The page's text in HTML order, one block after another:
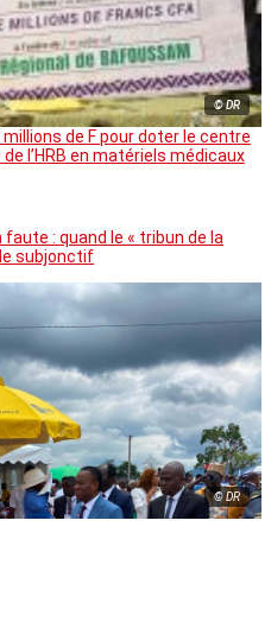
© DR
millions de F pour doter le centre
de l’HRB en matériels médicaux
faute : quand le « tribun de la
subjonctif
© DR